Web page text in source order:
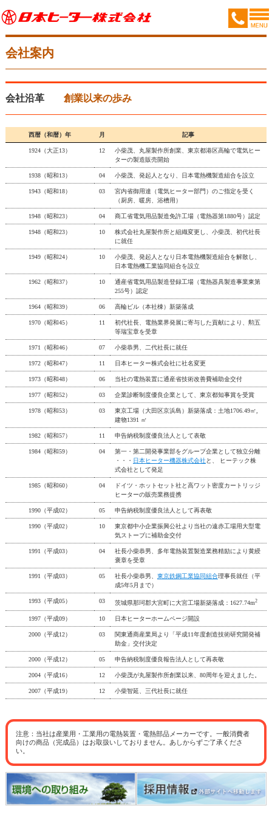
会社案内
会社沿革 創業以来の歩み
西暦（和暦）年 月 記事
1924（大正13） 12
小柴茂、丸屋製作所創業、東京都港区高輪で電気ヒー
ターの製造販売開始
1938（昭和13） 04 小柴茂、発起人となり、日本電熱機製造組合を設立
1943（昭和18） 03
宮内省御用達（電気ヒーター部門）のご指定を受く
（厨房、暖房、浴槽用）
1948（昭和23） 04 商工省電気用品製造免許工場（電熱器第1880号）認定
1948（昭和23） 10
株式会社丸屋製作所と組織変更し、小柴茂、初代社長
に就任
1949（昭和24） 10
小柴茂、発起人となり日本電熱機製造組合を解散し、
日本電熱機工業協同組合を設立
1962（昭和37） 10
通産省電気用品製造登録工場（電熱器具製造事業東第
255号）認定
1964（昭和39） 06 高輪ビル（本社棟）新築落成
1970（昭和45） 11
初代社長、電熱業界発展に寄与した貢献により、勲五
等瑞宝章を受章
1971（昭和46） 07 小柴恭男、二代社長に就任
1972（昭和47） 11 日本ヒーター株式会社に社名変更
1973（昭和48） 06 当社の電熱装置に通産省技術改善費補助金交付
1977（昭和52） 03 企業診断制度優良企業として、東京都知事賞を受賞
1978（昭和53） 03
東京工場（大田区京浜島）新築落成：土地1706.49㎡,
建物1391 ㎡
1982（昭和57） 11 申告納税制度優良法人として表敬
1984（昭和59） 04
第一・第二開発事業部をグループ企業として独立分離
・・・ 日本ヒーター機器株式会社と、 ヒーテック株
式会社として発足
1985（昭和60） 04
ドイツ・ホットセット社と高ワット密度カートリッジ
ヒーターの販売業務提携
1990（平成02） 05 申告納税制度優良法人として再表敬
1990（平成02） 10
東京都中小企業振興公社より当社の遠赤工場用大型電
気ストーブに補助金交付
1991（平成03） 04
社長小柴恭男、多年電熱装置製造業務精励により黄綬
褒章を受章
1991（平成03） 05 社長小柴恭男、 東京鉄鋼工業協同組合理事長就任（平
成5年5月まで）
1993（平成05） 03 茨城県那珂郡大宮町に大宮工場新築落成：1627.74m2
1997（平成09） 10 日本ヒーターホームページ開設
2000（平成12） 03
関東通商産業局より「平成11年度創造技術研究開発補
助金」交付決定
2000（平成12） 05 申告納税制度優良報告法人として再表敬
2004（平成16） 12 小柴茂が丸屋製作所創業以来、80周年を迎えました。
2007（平成19） 12 小柴智延、三代社長に就任
注意：当社は産業用・工業用の電熱装置・電熱部品メーカーです。一般消費者
向けの商品（完成品）はお取扱いしておりません。あしからずご了承くださ
い。